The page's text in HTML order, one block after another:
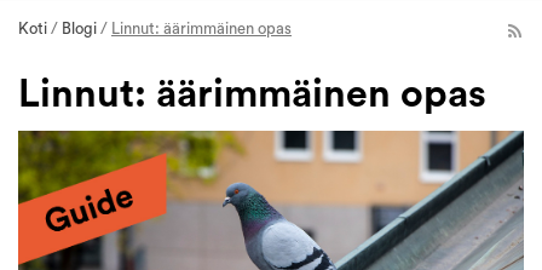
Koti / Blogi / Linnut: äärimmäinen opas
Linnut: äärimmäinen opas